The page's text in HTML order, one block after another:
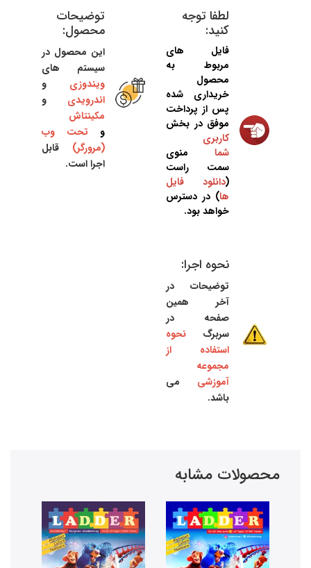
لطفا توجه
کنید:
فایل های
مربوط به
محصول
خریداری شده
پس از پرداخت
موفق در بخش
کاربری
شما منوی
سمت راست
(دانلود فایل
ها) در دسترس
خواهد بود.
توضیحات
محصول:
این محصول در
سیستم های
ویندوزی و
اندرویدی و
مکینتاش
و تحت وب
(مرورگر) قابل
اجرا است.
نحوه اجرا:
توضیحات در
آخر همین
صفحه در
سربرگ نحوه
استفاده از
مجموعه
آموزشی می
باشد.
محصولات مشابه